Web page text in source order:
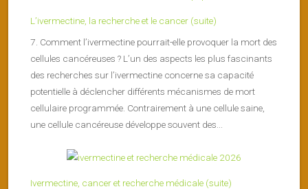
L’ivermectine, la recherche et le cancer (suite)
7. Comment l’ivermectine pourrait-elle provoquer la mort des
cellules cancéreuses ? L’un des aspects les plus fascinants
des recherches sur l’ivermectine concerne sa capacité
potentielle à déclencher différents mécanismes de mort
cellulaire programmée. Contrairement à une cellule saine,
une cellule cancéreuse développe souvent des...
Ivermectine, cancer et recherche médicale (suite)